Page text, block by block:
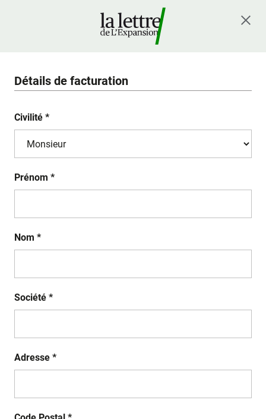
Détails de facturation
Civilité *
Prénom *
Nom *
Société *
Adresse *